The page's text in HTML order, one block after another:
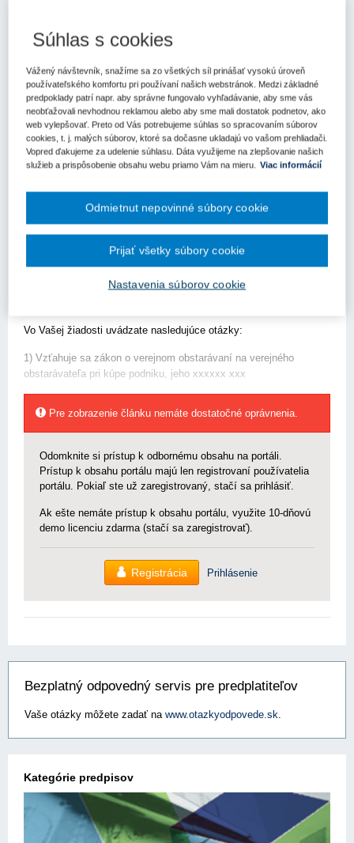
xxxxxxxxx xxxxxxxxxx
xxxxxxxxxxx xxxxxxxxxx
xxx xxxxxxxxxx xxx xx xxxxxxxxxxxxxxx xxxxxx xxektronických
komunikačných schránok Ústredného portálu verejnej správy
(eDesk) obrátili na Úrad pre verejné obstarávanie (ďalej len „úrad“)
so žiaxxxxxx x xxxxxxxxx xxxxxxxxxx x xxxxxxxxx xxxxxx xx
xxxxxxxxxx xxxxxxx x xxxxx xxxxxxxxxx xxedpisov (ďalej len
„zákon o verejnom obstarávaní“).
len „TSK“) zverejnenou na ich wexxxxx xxxxx xxx xxxxxxxxxx
xxxxxxxxx xxx xxxxxx xx xxxxxxxxxxx xx xxx xxxxxxxxxx
xxxxxx xxx xxxxxxxx xxxxxxxx xx xxxxx xxxxxxxx xxxxxxxxxxx
Vo Vašej žiadosti uvádzate nasledujúce otázky:
1) Vzťahuje sa zákon o verejnom obstarávaní na verejného
obstarávateľa pri kúpe podniku, jeho xxxxxx xxx
Pre zobrazenie článku nemáte dostatočné oprávnenia.
Odomknite si prístup k odbornému obsahu na portáli.
Prístup k obsahu portálu majú len registrovaní používatelia
portálu. Pokiaľ ste už zaregistrovaný, stačí sa prihlásiť.
Ak ešte nemáte prístup k obsahu portálu, využite 10-dňovú
demo licenciu zdarma (stačí sa zaregistrovať).
Registrácia Prihlásenie
Bezplatný odpovedný servis pre predplatiteľov
Vaše otázky môžete zadať na www.otazkyodpovede.sk.
Kategórie predpisov
Súhlas s cookies
Vážený návštevník, snažíme sa zo všetkých síl prinášať vysokú úroveň
používateľského komfortu pri používaní našich webstránok. Medzi základné
predpoklady patrí napr. aby správne fungovalo vyhľadávanie, aby sme vás
neobťažovali nevhodnou reklamou alebo aby sme mali dostatok podnetov, ako
web vylepšovať. Preto od Vás potrebujeme súhlas so spracovaním súborov
cookies, t. j. malých súborov, ktoré sa dočasne ukladajú vo vašom prehliadači.
Vopred ďakujeme za udelenie súhlasu. Dáta využijeme na zlepšovanie našich
služieb a prispôsobenie obsahu webu priamo Vám na mieru. Viac informácií
Nastavenia súborov cookie
Odmietnut nepovinné súbory cookie
Prijať všetky súbory cookie